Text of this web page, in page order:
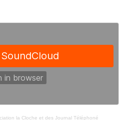
la Cloche et des Journal Téléphoné